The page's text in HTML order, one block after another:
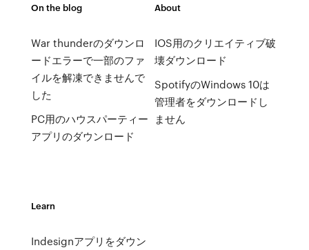
On the blog
War thunderのダウンロ
ードエラーで一部のファ
イルを解凍できませんで
した
PC用のハウスパーティー
アプリのダウンロード
About
IOS用のクリエイティブ破
壊ダウンロード
SpotifyのWindows 10は
管理者をダウンロードし
ません
Learn
Indesignアプリをダウン